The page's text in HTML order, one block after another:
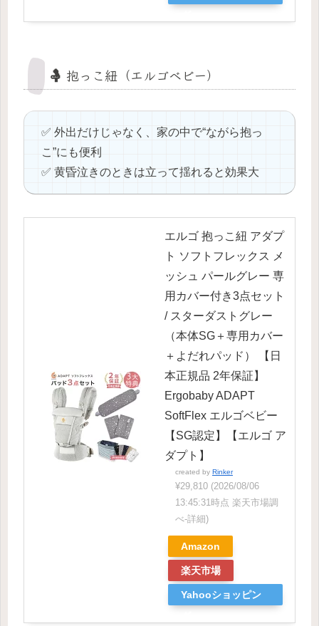
🤱 抱っこ紐（エルゴベビー）
✅ 外出だけじゃなく、家の中で“ながら抱っ
こ”にも便利
✅ 黄昏泣きのときは立って揺れると効果大
エルゴ 抱っこ紐 アダプ
ト ソフトフレックス メ
ッシュ パールグレー 専
用カバー付き3点セット
/ スターダストグレー
（本体SG＋専用カバー
＋よだれパッド） 【日
本正規品 2年保証】
Ergobaby ADAPT
SoftFlex エルゴベビー
【SG認定】【エルゴ ア
ダプト】
created by Rinker
¥29,810 (2026/08/06
13:45:31時点 楽天市場調
べ-詳細)
Amazon
楽天市場
Yahooショッピン